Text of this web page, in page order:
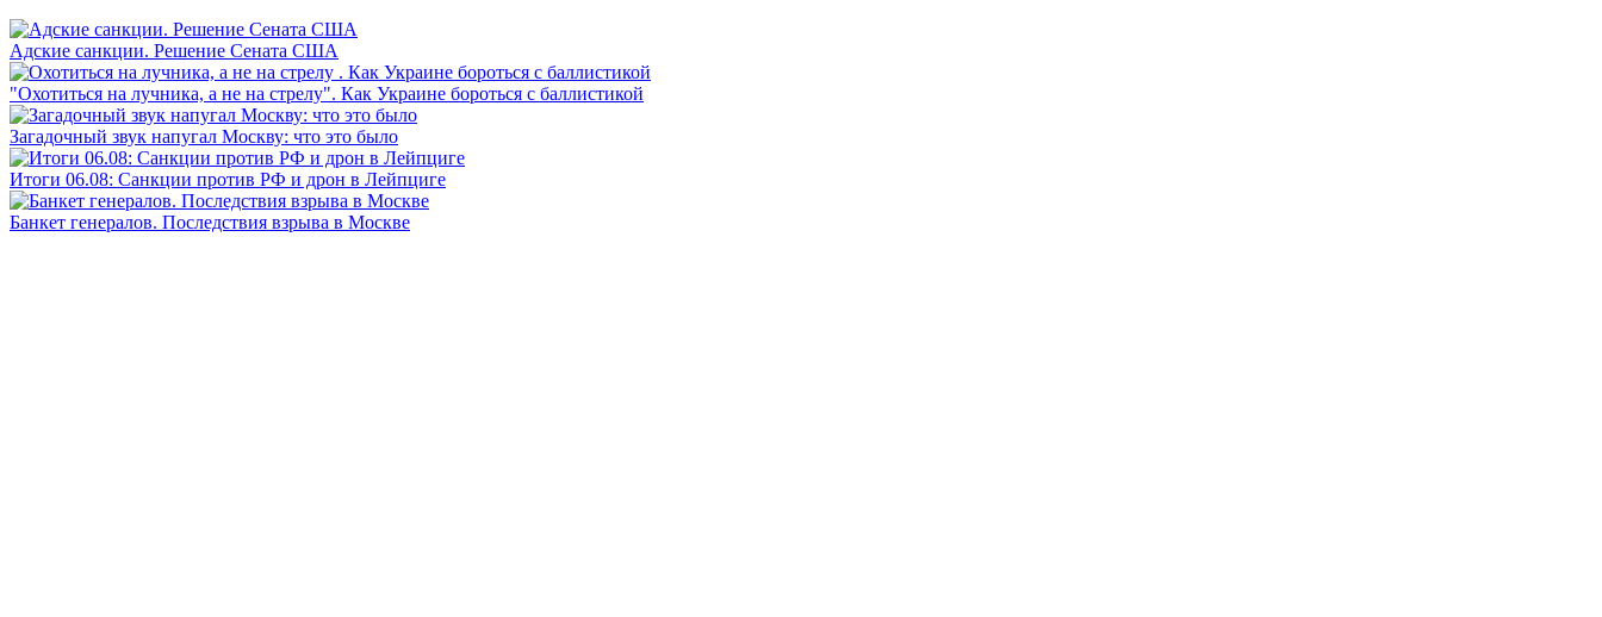
Адские санкции. Решение Сената США
"Охотиться на лучника, а не на стрелу". Как Украине бороться с баллистикой
Загадочный звук напугал Москву: что это было
Итоги 06.08: Санкции против РФ и дрон в Лейпциге
Банкет генералов. Последствия взрыва в Москве